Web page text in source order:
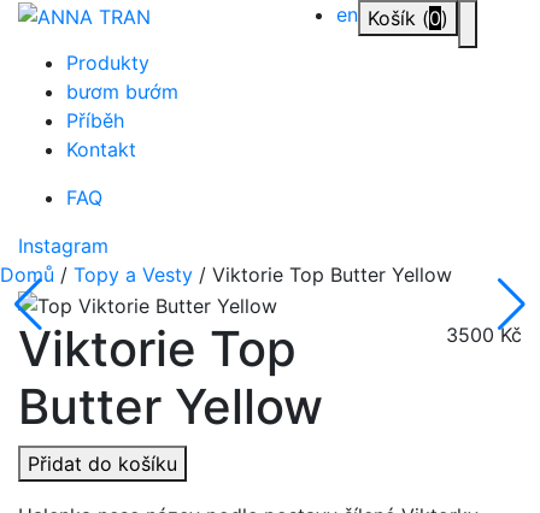
Přejít
obsah
en Košík (0)
Produkty
bươm bướm
Příběh
Kontakt
FAQ
Instagram
Domů / Topy a Vesty / Viktorie Top Butter Yellow
Viktorie Top
Butter Yellow
3500Kč
Přidat do košíku